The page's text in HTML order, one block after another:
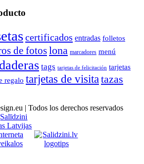
certificados entradas folletos
de fotoslona marcadores menú
tags tarjetas de felicitación tarjetas
regalo tarjetas de visitatazas
| Todos los derechos reservados